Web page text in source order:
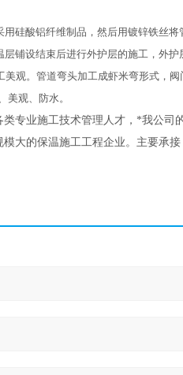
硅酸铝纤维制品，然后用镀锌铁丝
铺设结束后进行外护层的施工，外护
观。管道弯头加工成虾米弯形式，阀
观、防水。
专业施工技术管理人才，*我公司
大的保温施工工程企业。主要承